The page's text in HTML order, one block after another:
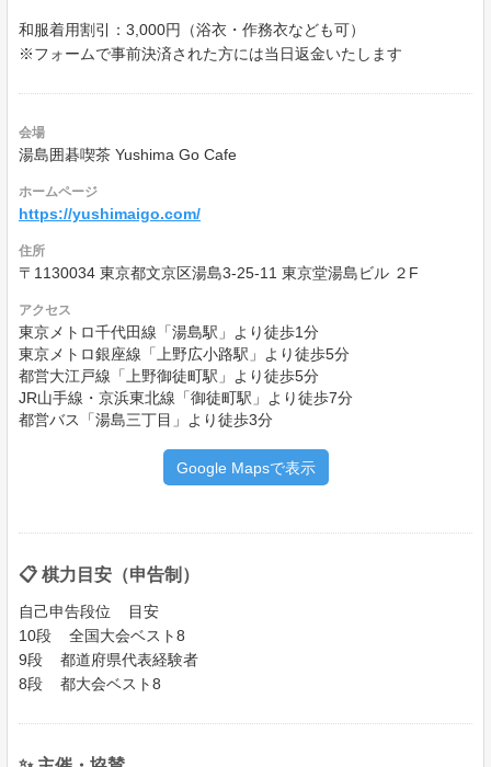
和服着用割引：3,000円（浴衣・作務衣なども可）
※フォームで事前決済された方には当日返金いたします
会場
湯島囲碁喫茶 Yushima Go Cafe
ホームページ
https://yushimaigo.com/
住所
〒1130034 東京都文京区湯島3-25-11 東京堂湯島ビル ２F
アクセス
東京メトロ千代田線「湯島駅」より徒歩1分
東京メトロ銀座線「上野広小路駅」より徒歩5分
都営大江戸線「上野御徒町駅」より徒歩5分
JR山手線・京浜東北線「御徒町駅」より徒歩7分
都営バス「湯島三丁目」より徒歩3分
Google Mapsで表示
📋 棋力目安（申告制）
自己申告段位 目安
10段 全国大会ベスト8
9段 都道府県代表経験者
8段 都大会ベスト8